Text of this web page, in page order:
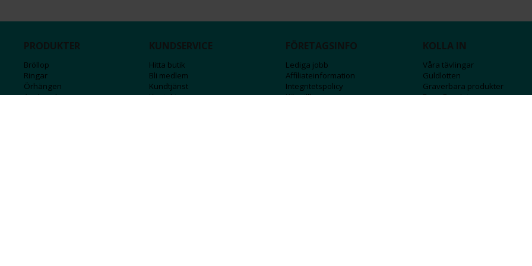
PRODUKTER
Bröllop
Ringar
Örhängen
Armband
KUNDSERVICE
Hitta butik
Bli medlem
Kundtjänst
Kontakta oss
FÖRETAGSINFO
Lediga jobb
Affiliateinformation
Integritetspolicy
Köpvillkor
KOLLA IN
Våra tävlingar
Guldlotten
Graverbara produkter
Rosa Bandet